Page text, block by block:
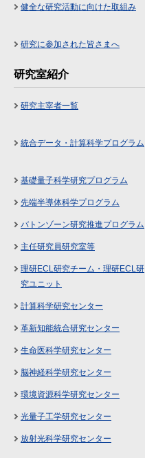
健全な研究活動に向けた取組み
研究に参加された皆さまへ
研究室紹介
研究主宰者一覧
統合データ・計算科学プログラム
基礎量子科学研究プログラム
先端半導体科学プログラム
バトンゾーン研究推進プログラム
主任研究員研究室等
理研ECL研究チーム・理研ECL研
究ユニット
計算科学研究センター
革新知能統合研究センター
生命医科学研究センター
脳神経科学研究センター
環境資源科学研究センター
光量子工学研究センター
放射光科学研究センター